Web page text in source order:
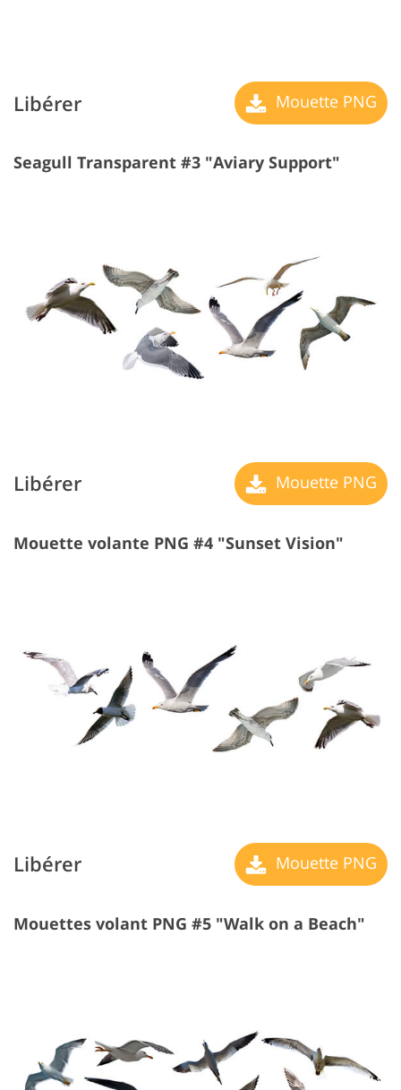
Libérer Mouette PNG
Seagull Transparent #3 "Aviary Support"
Libérer Mouette PNG
Mouette volante PNG #4 "Sunset Vision"
Libérer Mouette PNG
Mouettes volant PNG #5 "Walk on a Beach"